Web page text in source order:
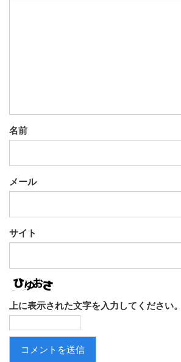
名前
メール
サイト
上に表示された文字を入力してください。